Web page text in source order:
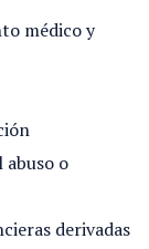
médico y
abuso o
derivadas